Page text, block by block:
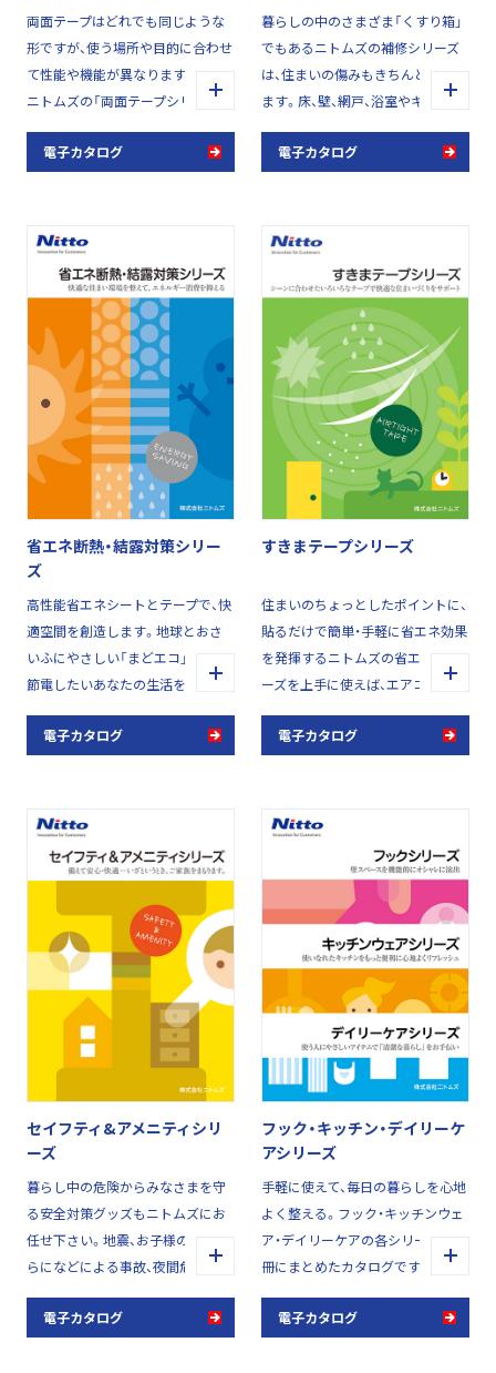
両面テープはどれでも同じような
形ですが、使う場所や目的に合わせ
て性能や機能が異なります。
ニトムズの「両面テープシリーズ」
は、家族みんなが用途に合わせて、
簡単に手にとって使える「暮らしに
電子カタログ
暮らしの中のさまざま「くすり箱」
でもあるニトムズの補修シリーズ
は、住まいの傷みもきちんとケアし
ます。床、壁、網戸、浴室やキッチ
ン、屋根まわりまで、“手軽に、すば
やく、美しく”適材適所の性能・機能
電子カタログ
省エネ断熱・結露対策シリー
ズ
高性能省エネシートとテープで、快
適空間を創造します。地球とおさ
いふにやさしい「まどエコ」製品は、
節電したいあなたの生活をサポー
トします。
電子カタログ
すきまテープシリーズ
住まいのちょっとしたポイントに、
貼るだけで簡単・手軽に省エネ効果
を発揮するニトムズの省エネシリ
ーズを上手に使えば、エアコンなど
の電気代を抑えられ、より快適な住
まい環境を整えてムダなエネルギ
製品です。
電子カタログ
セイフティ&アメニティシリ
ーズ
暮らし中の危険からみなさまを守
る安全対策グッズもニトムズにお
任せ下さい。地震、お子様のいたず
らになどによる事故、夜間危険防止
など、備えておけばいざという時に
安心のアイテムが充実しています。
電子カタログ
フック・キッチン・デイリーケ
アシリーズ
手軽に使えて、毎日の暮らしを心地
よく整える。フック・キッチンウェ
ア・デイリーケアの各シリーズを一
冊にまとめたカタログです。日々
のちょっとした困りごとを解決す
る、ニトムズならではのラインアッ
電子カタログ